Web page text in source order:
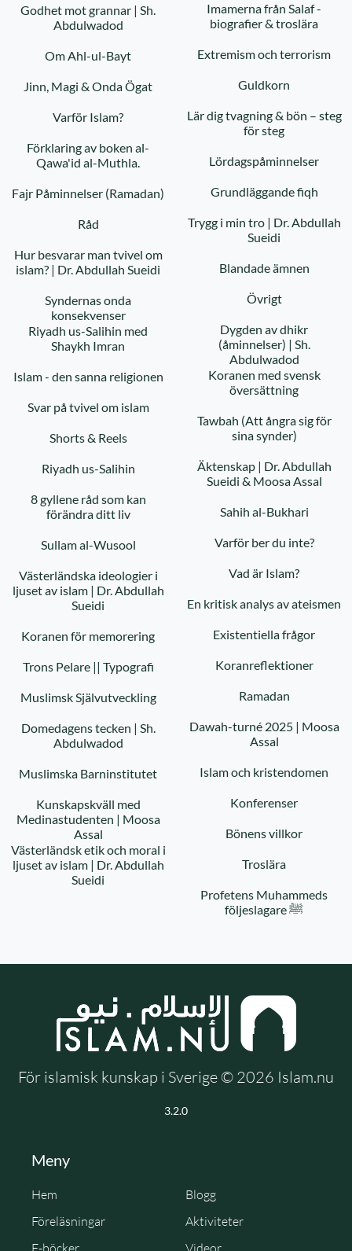
Imamerna från Salaf -
biografier & troslära
Godhet mot grannar | Sh.
Abdulwadod
Extremism och terrorism
Om Ahl-ul-Bayt
Guldkorn
Jinn, Magi & Onda Ögat
Lär dig tvagning & bön – steg
för steg
Varför Islam?
Förklaring av boken al-
Qawa'id al-Muthla.
Lördagspåminnelser
Grundläggande fiqh
Fajr Påminnelser (Ramadan)
Trygg i min tro | Dr. Abdullah
Sueidi
Råd
Hur besvarar man tvivel om
islam? | Dr. Abdullah Sueidi
Blandade ämnen
Övrigt
Syndernas onda
konsekvenser
Dygden av dhikr
(åminnelser) | Sh.
Abdulwadod
Riyadh us-Salihin med
Shaykh Imran
Koranen med svensk
översättning
Islam - den sanna religionen
Svar på tvivel om islam
Tawbah (Att ångra sig för
sina synder)
Shorts & Reels
Äktenskap | Dr. Abdullah
Sueidi & Moosa Assal
Riyadh us-Salihin
8 gyllene råd som kan
förändra ditt liv
Sahih al-Bukhari
Varför ber du inte?
Sullam al-Wusool
Vad är Islam?
Västerländska ideologier i
ljuset av islam | Dr. Abdullah
Sueidi
En kritisk analys av ateismen
Existentiella frågor
Koranen för memorering
Koranreflektioner
Trons Pelare || Typografi
Ramadan
Muslimsk Självutveckling
Dawah-turné 2025 | Moosa
Assal
Domedagens tecken | Sh.
Abdulwadod
Islam och kristendomen
Muslimska Barninstitutet
Konferenser
Kunskapskväll med
Medinastudenten | Moosa
Assal
Bönens villkor
Västerländsk etik och moral i
ljuset av islam | Dr. Abdullah
Sueidi
Troslära
Profetens Muhammeds
följeslagare ﷺ
För islamisk kunskap i Sverige © 2026 Islam.nu
3.2.0
Meny
Hem
Blogg
Föreläsningar
Aktiviteter
E-böcker
Videor